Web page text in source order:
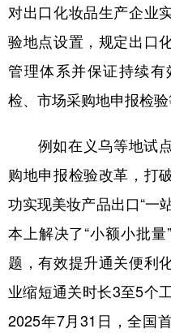
对出口化妆品生产企业
验地点设置，规定出口
管理体系并保证持续
检、市场采购地申报检验
例如在义乌等地试点
购地申报检验改革，打
功实现美妆产品出口“一
本上解决了“小额小批
题，有效提升通关便利
业缩短通关时长3至5个
2025年7月31日，全国